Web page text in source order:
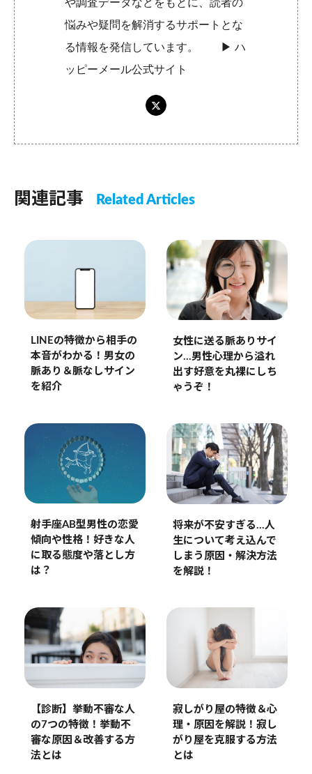
悩みや疑問を解消するサポートとな
る情報を発信しています。 ▶︎ハ
ッピーメール公式サイト
関連記事 Related Articles
LINEの特徴から相手の
本音がわかる！男女の
脈あり＆脈なしサイン
を紹介
女性に送る脈ありサイ
ン…男性心理から溢れ
出す好意を丸裸にしち
ゃうぞ！
射手座AB型男性の恋愛
傾向や性格！好きな人
に取る態度や落とし方
は？
将来が不安すぎる…人
生について考え込んで
しまう原因・解決方法
を解説！
【診断】挙動不審な人
の7つの特徴！挙動不
審な原因＆改善する方
法とは
寂しがり屋の特徴＆心
理・原因を解説！寂し
がり屋を克服する方法
とは